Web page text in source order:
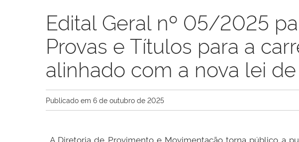
Edital Geral nº 05/2025
Provas e Títulos para a
alinhado com a nova lei
Publicado em 6 de outubro de 2025
A Diretoria de Provimento e Movimentação torna público a